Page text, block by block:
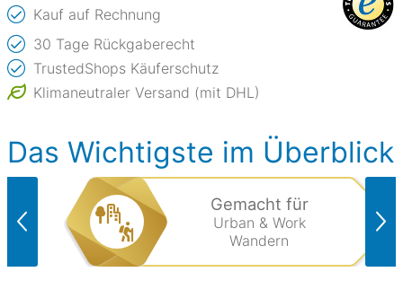
Kauf auf Rechnung
30 Tage Rückgaberecht
TrustedShops Käuferschutz
Klimaneutraler Versand (mit DHL)
Das Wichtigste im Überblick
Gemacht für
Urban & Work
Wandern